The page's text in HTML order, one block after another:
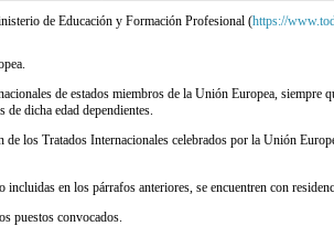
de Educación y Formación Profesional (https://
de estados miembros de la Unión Europea, siempre
de dicha edad dependientes.
los Tratados Internacionales celebrados por la Unión
en los párrafos anteriores, se encuentren con
puestos convocados.